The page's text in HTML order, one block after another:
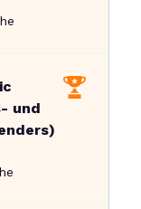
:
und
: